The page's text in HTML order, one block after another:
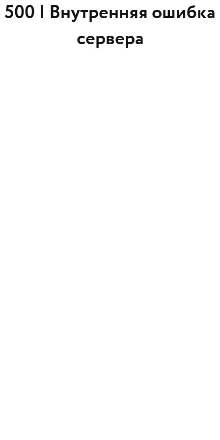
500 | Внутренняя ошибка
сервера